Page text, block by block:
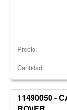
Precio:
Cantidad:
11490050 -